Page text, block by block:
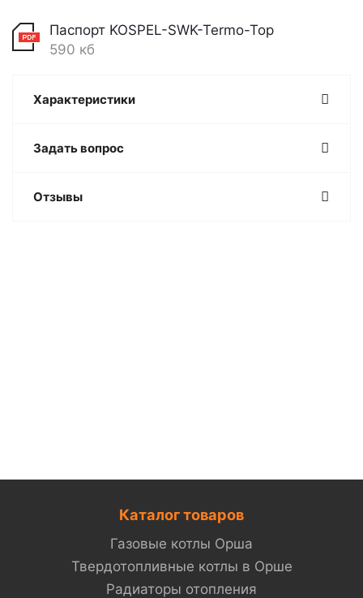
Паспорт KOSPEL-SWK-Termo-Top
590 кб
Характеристики
Задать вопрос
Отзывы
Каталог товаров
Газовые котлы Орша
Твердотопливные котлы в Орше
Радиаторы отопления